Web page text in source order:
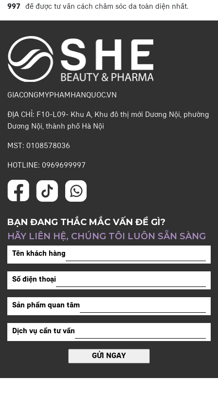
997 để được tư vấn cách chăm sóc da toàn diện nhất.
GIACONGMYPHAMHANQUOC.VN
ĐỊA CHỈ: F10-L09- Khu A, Khu đô thị mới Dương Nội, phường
Dương Nội, thành phố Hà Nội
MST: 0108578036
HOTLINE: 0969699997
BẠN ĐANG THẮC MẮC VẤN ĐỀ GÌ?
HÃY LIÊN HỆ, CHÚNG TÔI LUÔN SẴN SÀNG
Tên khách hàng
Số điện thoại
Sản phẩm quan tâm
Dịch vụ cần tư vấn